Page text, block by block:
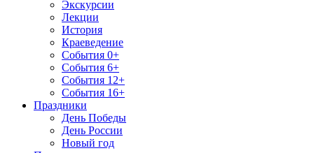
Экскурсии
Лекции
История
Краеведение
События 0+
События 6+
События 12+
События 16+
Праздники
День Победы
День России
Новый год